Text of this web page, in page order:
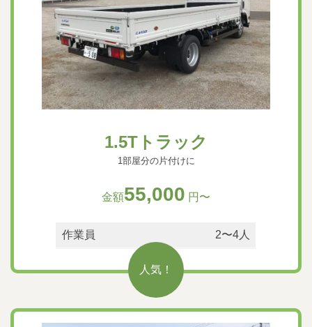
1.5Tトラック
1部屋分の片付けに
金額55,000 円〜
作業員 2〜4人
人気！